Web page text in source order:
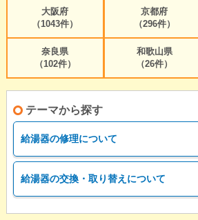
大阪府
（1043件）
京都府
（296件）
奈良県
（102件）
和歌山県
（26件）
テーマから探す
給湯器の修理について
給湯器の交換・取り替えについて